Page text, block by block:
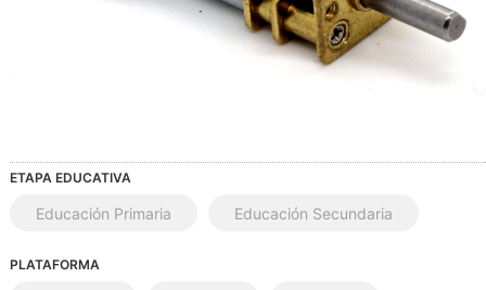
ETAPA EDUCATIVA
Educación Primaria Educación Secundaria
PLATAFORMA